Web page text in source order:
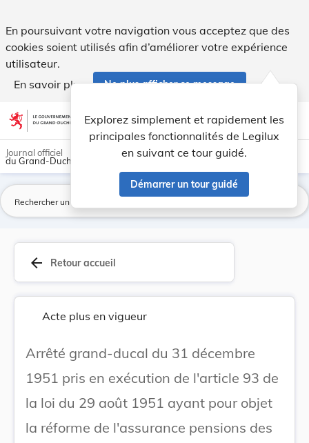
En poursuivant votre navigation vous acceptez que des
cookies soient utilisés afin d’améliorer votre expérience
utilisateur.
En savoir plus
Ne plus afficher ce message
Aller au contenu account_circle help Aide
Explorez simplement et rapidement les
principales fonctionnalités de Legilux
en suivant ce tour guidé.
Démarrer un tour guidé
light_mode dark_mode
Journal officiel
du Grand-Duché de Luxembourg
arrow_back Retour accueil
Acte plus en vigueur
Arrêté grand-ducal du 31 décembre
1951 pris en exécution de l'article 93 de
la loi du 29 août 1951 ayant pour objet
la réforme de l'assurance pensions des